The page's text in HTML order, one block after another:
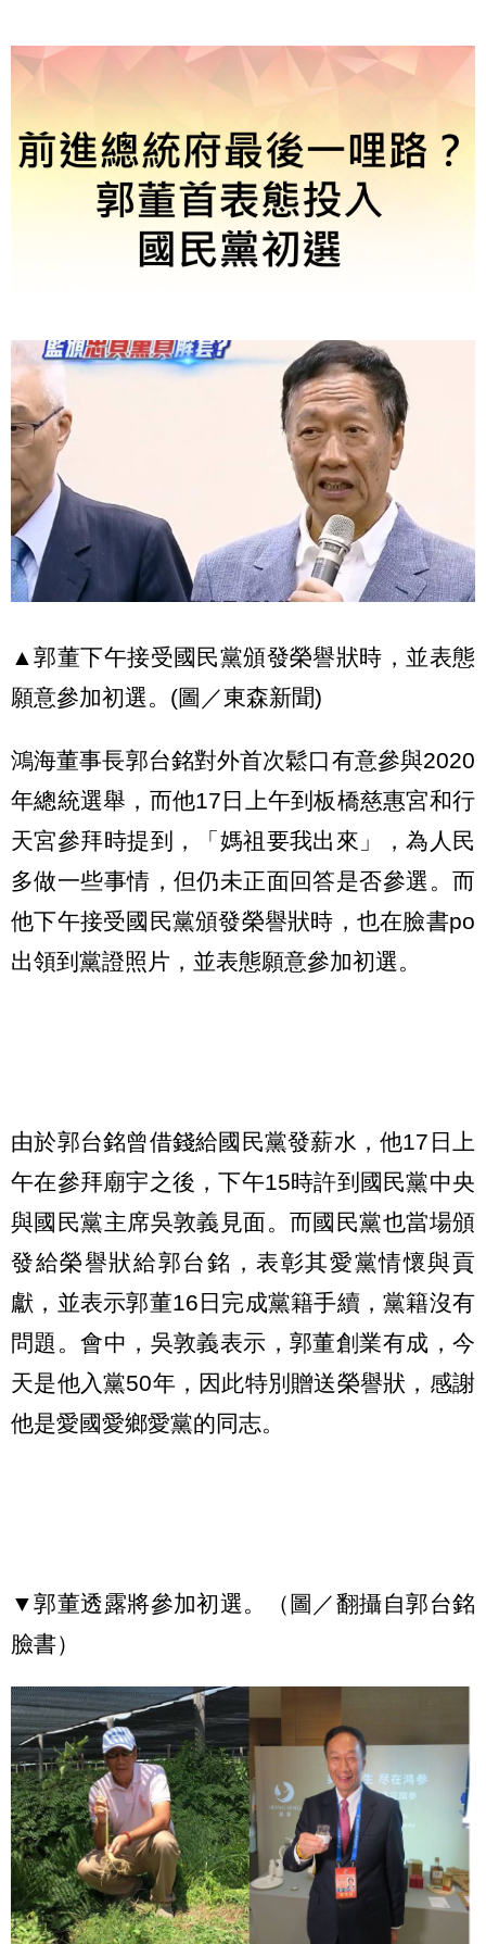
▲郭董下午接受國民黨頒發榮譽狀時，並表態
願意參加初選。(圖／東森新聞)
鴻海董事長郭台銘對外首次鬆口有意參與2020
年總統選舉，而他17日上午到板橋慈惠宮和行
天宮參拜時提到，「媽祖要我出來」，為人民
多做一些事情，但仍未正面回答是否參選。而
他下午接受國民黨頒發榮譽狀時，也在臉書po
出領到黨證照片，並表態願意參加初選。
由於郭台銘曾借錢給國民黨發薪水，他17日上
午在參拜廟宇之後，下午15時許到國民黨中央
與國民黨主席吳敦義見面。而國民黨也當場頒
發給榮譽狀給郭台銘，表彰其愛黨情懷與貢
獻，並表示郭董16日完成黨籍手續，黨籍沒有
問題。會中，吳敦義表示，郭董創業有成，今
天是他入黨50年，因此特別贈送榮譽狀，感謝
他是愛國愛鄉愛黨的同志。
▼郭董透露將參加初選。（圖／翻攝自郭台銘
臉書）